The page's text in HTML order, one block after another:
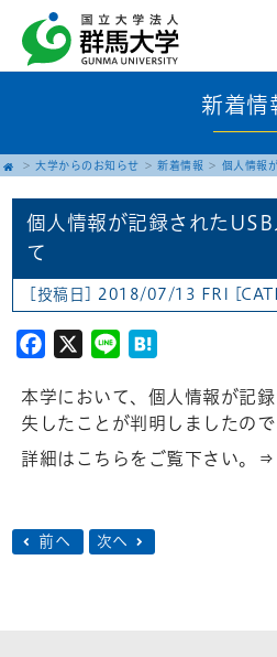
新着情
大学からのお知らせ 新着情報 個人情報
個人情報が記録された
て
[投稿日] 2018/07/13 FRI
Facebook
X Line
本学において、個人情報が記
失したことが判明しましたので
詳細はこちらをご覧下さい。
前へ 次へ